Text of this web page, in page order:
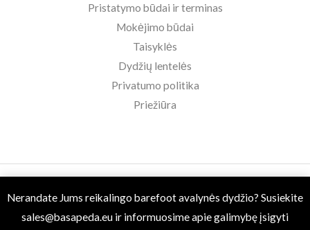
Nerandate Jums reikalingo barefoot avalynės dydžio? Susiekite
sales@basapeda.eu ir informuosime apie galimybę įsigyti
Pristatymo būdai ir terminas
Mokėjimo būdai
Taisyklės
Dydžių lentelės
Privatumo politika
Priežiūra